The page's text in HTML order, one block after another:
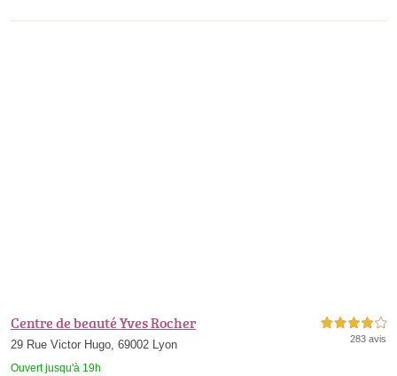
Centre de beauté Yves Rocher
29 Rue Victor Hugo, 69002 Lyon
Ouvert jusqu'à 19h
4,0 étoiles sur 5
283 avis